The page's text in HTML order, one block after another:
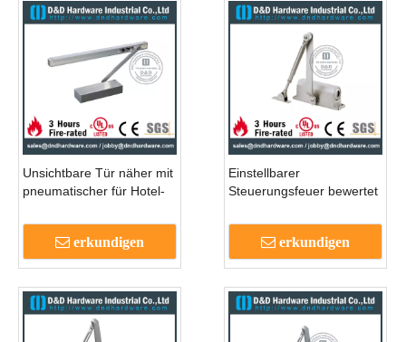
Unsichtbare Tür näher mit
pneumatischer für Hotel-
erkundigen
Einstellbarer
Steuerungsfeuer bewertet
mit CE -markiert -dddc004
erkundigen